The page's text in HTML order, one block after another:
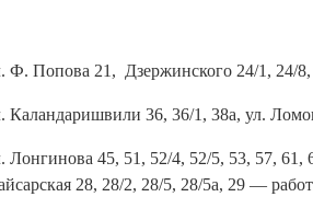
Ф. Попова 21, Дзержинского 24/1, 24/
Каландаришвили 36, 36/1, 38а, ул.
Лонгинова 45, 51, 52/4, 52/5, 53, 57,
28, 28/2, 28/5, 28/5а, 29 —